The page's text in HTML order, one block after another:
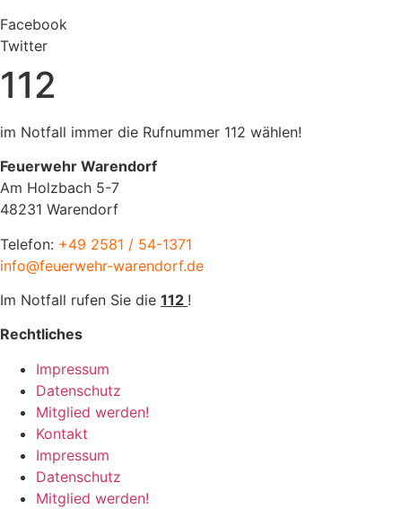
Facebook
Twitter
112
im Notfall immer die Rufnummer 112 wählen!
Feuerwehr Warendorf
Am Holzbach 5-7
48231 Warendorf
Telefon: +49 2581 / 54-1371
info@feuerwehr-warendorf.de
Im Notfall rufen Sie die 112 !
Rechtliches
Impressum
Datenschutz
Mitglied werden!
Kontakt
Impressum
Datenschutz
Mitglied werden!